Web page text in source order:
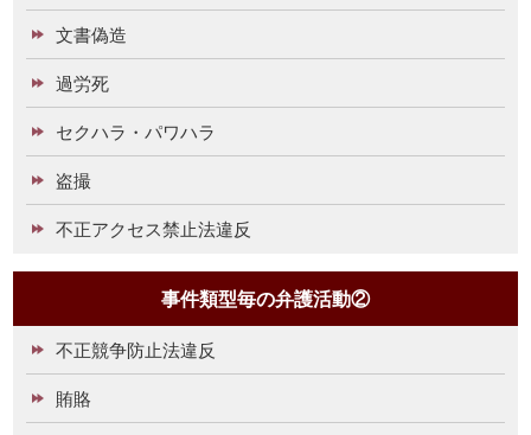
文書偽造
過労死
セクハラ・パワハラ
盗撮
不正アクセス禁止法違反
事件類型毎の弁護活動②
不正競争防止法違反
賄賂